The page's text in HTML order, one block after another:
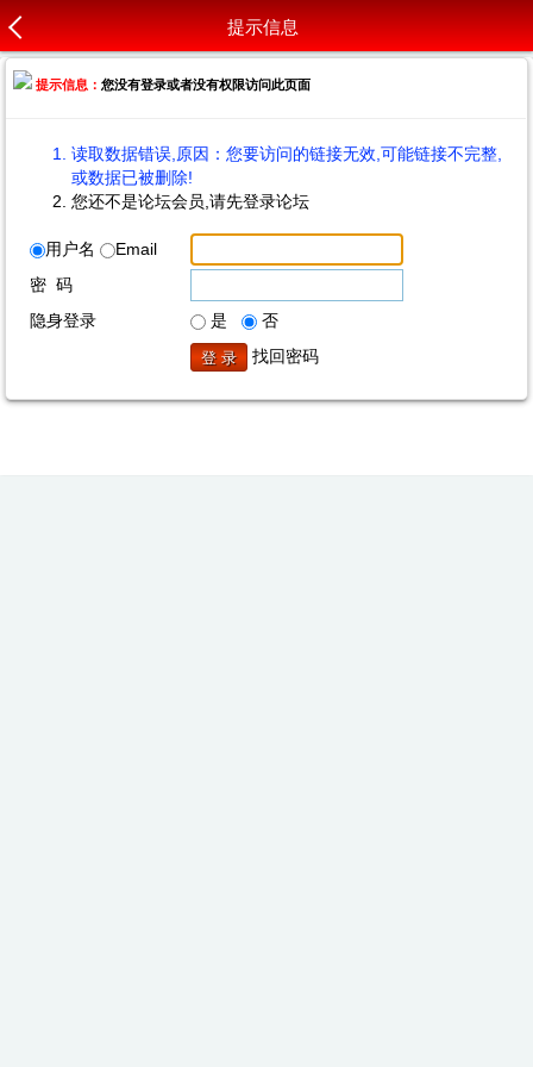
提示信息
提示信息：您没有登录或者没有权限访问此页面
读取数据错误,原因：您要访问的链接无效,可能链接不完整,
或数据已被删除!
您还不是论坛会员,请先登录论坛
用户名
Email
密 码
隐身登录
是
否
找回密码